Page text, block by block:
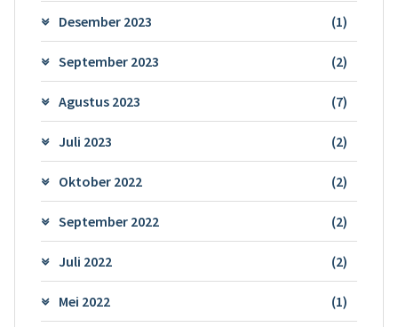
Desember 2023 (1)
September 2023 (2)
Agustus 2023 (7)
Juli 2023 (2)
Oktober 2022 (2)
September 2022 (2)
Juli 2022 (2)
Mei 2022 (1)